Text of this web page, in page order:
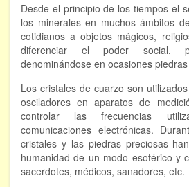
Runas
Tarot
EVENTOS
FORMACIÓN
Viaje Astral, Evolución de la
Desde el principio de los tiempos el
los minerales en muchos ámbitos
cotidianos a objetos mágicos,
diferenciar el poder social,
denominándose en ocasiones
Los cristales de cuarzo son
osciladores en aparatos de
controlar las frecuencias
comunicaciones electrónicas.
cristales y las piedras preciosas
humanidad de un modo esotérico y
sacerdotes, médicos, sanadores, etc.